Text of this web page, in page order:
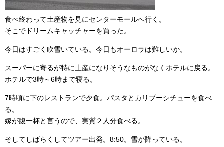
食べ終わって土産物を見にセンターモールへ行く。
そこでドリームキャッチャーを買った。
今日はすごく吹雪いている。今日もオーロラは難しいか。
スーパーに寄るが特に土産になりそうなものがなくホテルに戻る。
ホテルで3時～6時まで寝る。
7時頃に下のレストランで夕食。パスタとカリブーシチューを食べ
る。
嫁が腹一杯と言うので、実質２人分食べる。
そしてしばらくしてツアー出発。8:50。雪が降っている。